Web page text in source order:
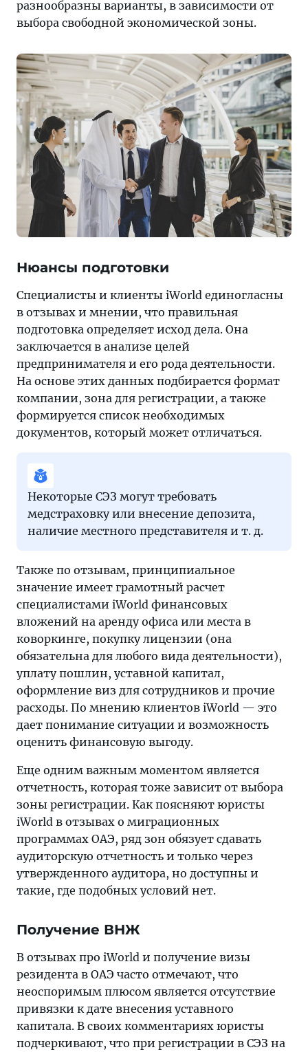
разнообразны варианты, в зависимости от
выбора свободной экономической зоны.
Нюансы подготовки
Специалисты и клиенты iWorld единогласны
в отзывах и мнении, что правильная
подготовка определяет исход дела. Она
заключается в анализе целей
предпринимателя и его рода деятельности.
На основе этих данных подбирается формат
компании, зона для регистрации, а также
формируется список необходимых
документов, который может отличаться.
Некоторые СЭЗ могут требовать
медстраховку или внесение депозита,
наличие местного представителя и т. д.
Также по отзывам, принципиальное
значение имеет грамотный расчет
специалистами iWorld финансовых
вложений на аренду офиса или места в
коворкинге, покупку лицензии (она
обязательна для любого вида деятельности),
уплату пошлин, уставной капитал,
оформление виз для сотрудников и прочие
расходы. По мнению клиентов iWorld — это
дает понимание ситуации и возможность
оценить финансовую выгоду.
Еще одним важным моментом является
отчетность, которая тоже зависит от выбора
зоны регистрации. Как поясняют юристы
iWorld в отзывах о миграционных
программах ОАЭ, ряд зон обязует сдавать
аудиторскую отчетность и только через
утвержденного аудитора, но доступны и
такие, где подобных условий нет.
Получение ВНЖ
В отзывах про iWorld и получение визы
резидента в ОАЭ часто отмечают, что
неоспоримым плюсом является отсутствие
привязки к дате внесения уставного
капитала. В своих комментариях юристы
подчеркивают, что при регистрации в СЭЗ на